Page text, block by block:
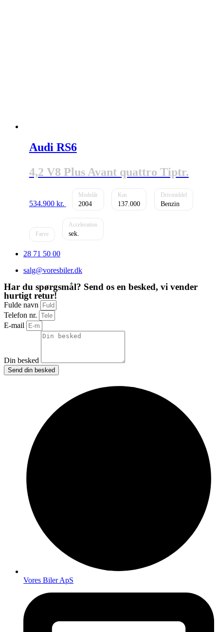
Audi RS6
4,2 V8 Plus Avant quattro Tiptr.
534.900 kr. 2004 137.000 Benzin
28 71 50 00
salg@voresbiler.dk
Har du spørgsmål? Send os en besked, vi vender
hurtigt retur!
Fulde navn
Telefon nr.
E-mail
Din besked
Send din besked
Vores Biler ApS